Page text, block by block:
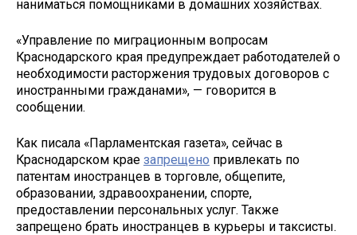
наниматься помощниками в домашних хозяйствах.
«Управление по миграционным вопросам
Краснодарского края предупреждает работодателей о
необходимости расторжения трудовых договоров с
иностранными гражданами», — говорится в
сообщении.
Как писала «Парламентская газета», сейчас в
Краснодарском крае запрещено привлекать по
патентам иностранцев в торговле, общепите,
образовании, здравоохранении, спорте,
предоставлении персональных услуг. Также
запрещено брать иностранцев в курьеры и таксисты.